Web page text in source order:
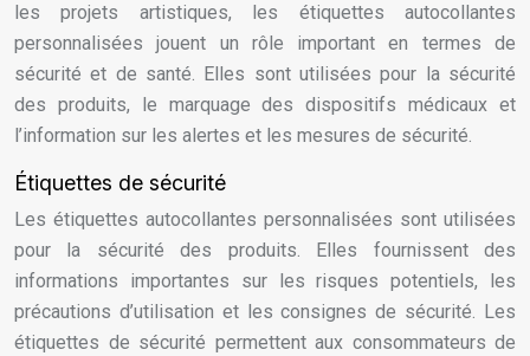
les projets artistiques, les étiquettes autocollantes
personnalisées jouent un rôle important en termes de
sécurité et de santé. Elles sont utilisées pour la sécurité
des produits, le marquage des dispositifs médicaux et
l’information sur les alertes et les mesures de sécurité.
Étiquettes de sécurité
Les étiquettes autocollantes personnalisées sont utilisées
pour la sécurité des produits. Elles fournissent des
informations importantes sur les risques potentiels, les
précautions d’utilisation et les consignes de sécurité. Les
étiquettes de sécurité permettent aux consommateurs de